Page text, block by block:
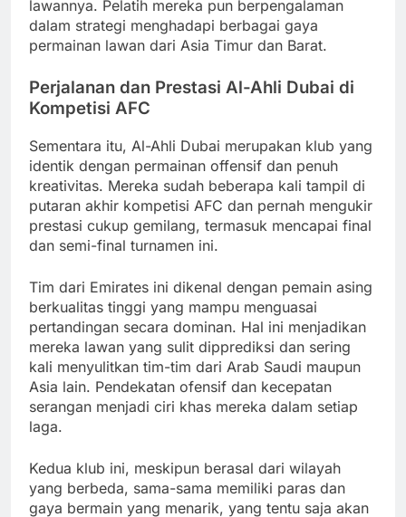
lawannya. Pelatih mereka pun berpengalaman
dalam strategi menghadapi berbagai gaya
permainan lawan dari Asia Timur dan Barat.
Perjalanan dan Prestasi Al-Ahli Dubai di
Kompetisi AFC
Sementara itu, Al-Ahli Dubai merupakan klub yang
identik dengan permainan offensif dan penuh
kreativitas. Mereka sudah beberapa kali tampil di
putaran akhir kompetisi AFC dan pernah mengukir
prestasi cukup gemilang, termasuk mencapai final
dan semi-final turnamen ini.
Tim dari Emirates ini dikenal dengan pemain asing
berkualitas tinggi yang mampu menguasai
pertandingan secara dominan. Hal ini menjadikan
mereka lawan yang sulit dipprediksi dan sering
kali menyulitkan tim-tim dari Arab Saudi maupun
Asia lain. Pendekatan ofensif dan kecepatan
serangan menjadi ciri khas mereka dalam setiap
laga.
Kedua klub ini, meskipun berasal dari wilayah
yang berbeda, sama-sama memiliki paras dan
gaya bermain yang menarik, yang tentu saja akan